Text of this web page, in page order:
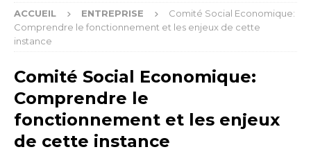
ACCUEIL ENTREPRISE
Comité Social Economique:
Comprendre le fonctionnement et les enjeux de cette
instance
Comité Social Economique:
Comprendre le
fonctionnement et les enjeux
de cette instance